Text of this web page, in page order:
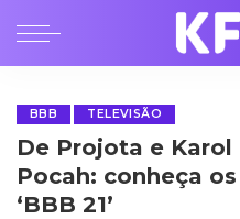
BBB TELEVISÃO
De Projota e Karol
Pocah: conheça
‘BBB 21’